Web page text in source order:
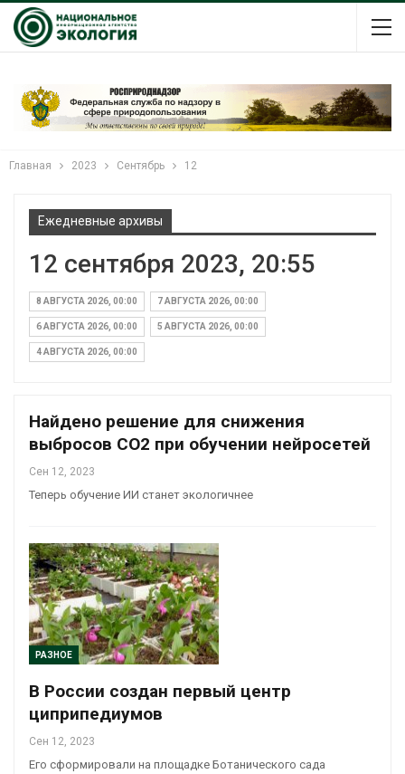
Главная 2023 Сентябрь 12
Ежедневные архивы
12 сентября 2023, 20:55
8 АВГУСТА 2026, 00:00 7 АВГУСТА 2026, 00:00
6 АВГУСТА 2026, 00:00 5 АВГУСТА 2026, 00:00
4 АВГУСТА 2026, 00:00
Найдено решение для снижения
выбросов CO2 при обучении нейросетей
Сен 12, 2023
Теперь обучение ИИ станет экологичнее
РАЗНОЕ
В России создан первый центр
циприпедиумов
Сен 12, 2023
Его сформировали на площадке Ботанического сада